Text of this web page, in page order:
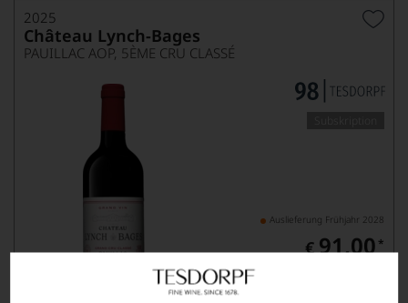
2025
Château Lynch-Bages
PAUILLAC AOP, 5ÈME CRU CLASSÉ
Auslieferung Frühjahr 2028
€91,00 *